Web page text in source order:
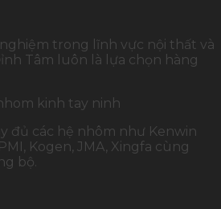
trong lĩnh vực nội thất và
Tâm luôn là lựa chọn hàng
đủ các hệ nhôm như Kenwin
Kogen, JMA, Xingfa cùng
bộ.